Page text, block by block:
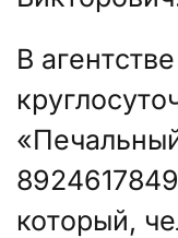
В
который,